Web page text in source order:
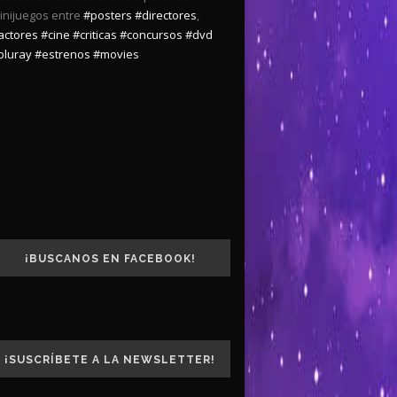
entre #posters #directores,
#cine #criticas #concursos #dvd
#estrenos #movies
¡BUSCANOS EN FACEBOOK!
¡SUSCRÍBETE A LA NEWSLETTER!